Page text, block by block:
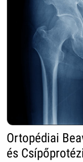
Ortopédiai
és